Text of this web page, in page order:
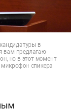
в
вам предлагаю
но в этот момент
микрофон спикера